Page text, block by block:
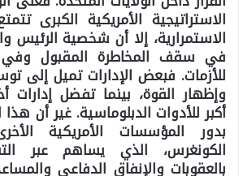
الاستراتيجية الأمريكية الكبرى
الاستمرارية، إلا أن شخصية الرئيس
في سقف المخاطرة المقبول وفي
للأزمات. فبعض الإدارات تميل إلى
وإظهار القوة، بينما تفضل
أكبر للأدوات الدبلوماسية. غير أن
بدور المؤسسات الأمريكية
الكونغرس، الذي يساهم عبر
بالعقوبات والإنفاق الدفاعي